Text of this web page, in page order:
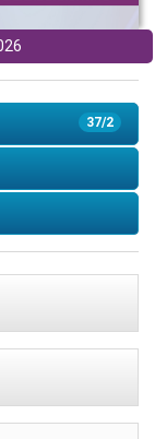
37/2